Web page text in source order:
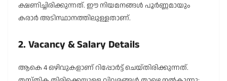
ക്ഷണിച്ചിരിക്കുന്നത്. ഈ നിയമനങ്ങൾ പൂർണ്ണമായും
കരാർ അടിസ്ഥാനത്തിലുള്ളതാണ്.
2. Vacancy & Salary Details
ആകെ 4 ഒഴിവുകളാണ് റിപ്പോർട്ട് ചെയ്തിരിക്കുന്നത്.